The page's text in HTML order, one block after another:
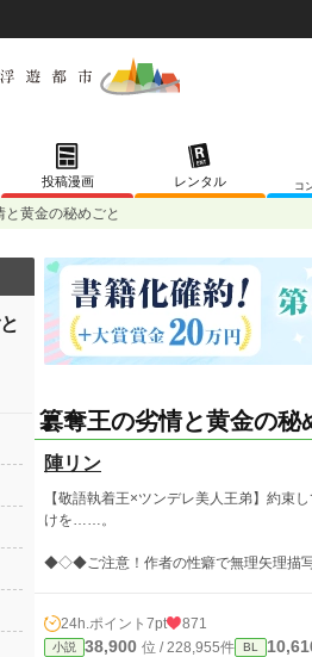
投稿漫画 レンタル
コ
と黄金の秘めごと
簒奪王の劣情と黄金の秘
陣リン
【敬語執着王×ツンデレ美人王弟】約束
けを……。
◆◇◆ご注意！作者の性癖で無理矢理
24h.ポイント 7pt 871
小説 38,900 位 / 228,955件 BL